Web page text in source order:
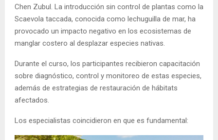
Chen Zubul. La introducción sin control de plantas como la
Scaevola taccada, conocida como lechuguilla de mar, ha
provocado un impacto negativo en los ecosistemas de
manglar costero al desplazar especies nativas.
Durante el curso, los participantes recibieron capacitación
sobre diagnóstico, control y monitoreo de estas especies,
además de estrategias de restauración de hábitats
afectados.
Los especialistas coincidieron en que es fundamental: